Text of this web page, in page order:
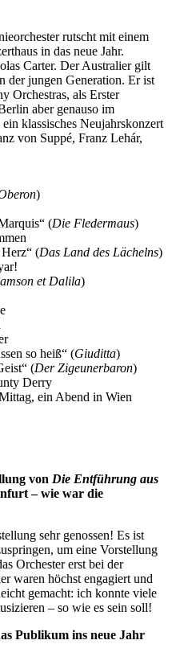
rutscht mit einem
in das neue Jahr.
Carter. Der Australier gilt
der jungen Generation. Er ist
Orchestras, als Erster
aber genauso im
klassisches Neujahrskonzert
von Suppé, Franz Lehár,
)
(Die Fledermaus)
(Das Land des Lächelns)
et Dalila)
so heiß“ (Giuditta)
(Der Zigeunerbaron)
Derry
ein Abend in Wien
von Die Entführung aus
– wie war die
sehr genossen! Es ist
um eine Vorstellung
Orchester erst bei der
waren höchst engagiert und
gemacht: ich konnte viele
– so wie es sein soll!
Publikum ins neue Jahr